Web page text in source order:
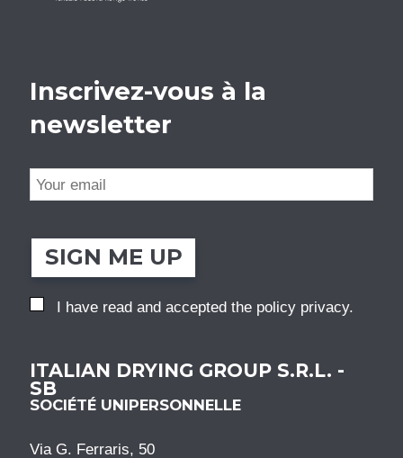
Inscrivez-vous à la
newsletter
SIGN ME UP
I have read and accepted the policy privacy.
ITALIAN DRYING GROUP S.R.L. -
SB
SOCIÉTÉ UNIPERSONNELLE
Via G. Ferraris, 50